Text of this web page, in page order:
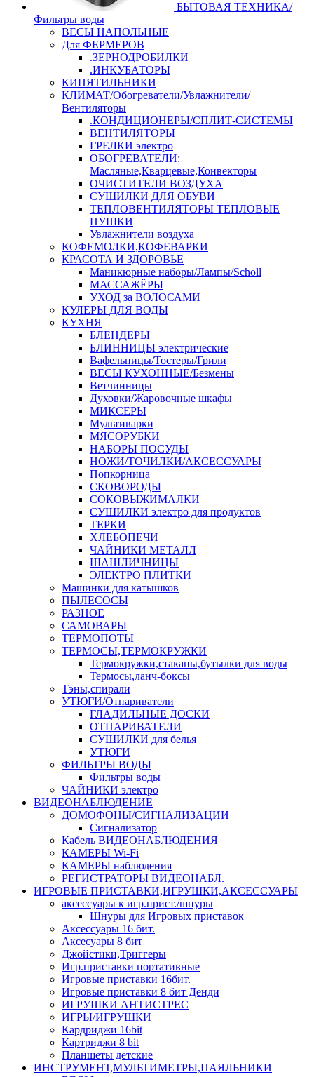
БЫТОВАЯ ТЕХНИКА/
Фильтры воды
ВЕСЫ НАПОЛЬНЫЕ
Для ФЕРМЕРОВ
.ЗЕРНОДРОБИЛКИ
.ИНКУБАТОРЫ
КИПЯТИЛЬНИКИ
КЛИМАТ/Обогреватели/Увлажнители/
Вентиляторы
.КОНДИЦИОНЕРЫ/СПЛИТ-СИСТЕМЫ
ВЕНТИЛЯТОРЫ
ГРЕЛКИ электро
ОБОГРЕВАТЕЛИ:
Масляные,Кварцевые,Конвекторы
ОЧИСТИТЕЛИ ВОЗДУХА
СУШИЛКИ ДЛЯ ОБУВИ
ТЕПЛОВЕНТИЛЯТОРЫ ТЕПЛОВЫЕ
ПУШКИ
Увлажнители воздуха
КОФЕМОЛКИ,КОФЕВАРКИ
КРАСОТА И ЗДОРОВЬЕ
Маникюрные наборы/Лампы/Scholl
МАССАЖЁРЫ
УХОД за ВОЛОСАМИ
КУЛЕРЫ ДЛЯ ВОДЫ
КУХНЯ
БЛЕНДЕРЫ
БЛИННИЦЫ электрические
Вафельницы/Тостеры/Грили
ВЕСЫ КУХОННЫЕ/Безмены
Ветчинницы
Духовки/Жаровочные шкафы
МИКСЕРЫ
Мультиварки
МЯСОРУБКИ
НАБОРЫ ПОСУДЫ
НОЖИ/ТОЧИЛКИ/АКСЕССУАРЫ
Попкорница
СКОВОРОДЫ
СОКОВЫЖИМАЛКИ
СУШИЛКИ электро для продуктов
ТЕРКИ
ХЛЕБОПЕЧИ
ЧАЙНИКИ МЕТАЛЛ
ШАШЛИЧНИЦЫ
ЭЛЕКТРО ПЛИТКИ
Машинки для катышков
ПЫЛЕСОСЫ
РАЗНОЕ
САМОВАРЫ
ТЕРМОПОТЫ
ТЕРМОСЫ,ТЕРМОКРУЖКИ
Термокружки,стаканы,бутылки для воды
Термосы,ланч-боксы
Тэны,спирали
УТЮГИ/Отпариватели
ГЛАДИЛЬНЫЕ ДОСКИ
ОТПАРИВАТЕЛИ
СУШИЛКИ для белья
УТЮГИ
ФИЛЬТРЫ ВОДЫ
Фильтры воды
ЧАЙНИКИ электро
ВИДЕОНАБЛЮДЕНИЕ
ДОМОФОНЫ/СИГНАЛИЗАЦИИ
Сигнализатор
Кабель ВИДЕОНАБЛЮДЕНИЯ
КАМЕРЫ Wi-Fi
КАМЕРЫ наблюдения
РЕГИСТРАТОРЫ ВИДЕОНАБЛ.
ИГРОВЫЕ ПРИСТАВКИ,ИГРУШКИ,АКСЕССУАРЫ
аксесcуары к игр.прист./шнуры
Шнуры для Игровых приставок
Аксессуары 16 бит.
Аксесуары 8 бит
Джойстики,Триггеры
Игр.приставки портативные
Игровые приставки 16бит.
Игровые приставки 8 бит Денди
ИГРУШКИ АНТИСТРЕС
ИГРЫ/ИГРУШКИ
Кардриджи 16bit
Картриджи 8 bit
Планшеты детские
ИНСТРУМЕНТ,МУЛЬТИМЕТРЫ,ПАЯЛЬНИКИ